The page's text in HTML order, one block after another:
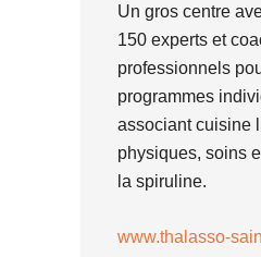
Un gros centre
150 experts et
professionnels
programmes
associant cuisine
physiques, soins
la spiruline.
www.thalasso-